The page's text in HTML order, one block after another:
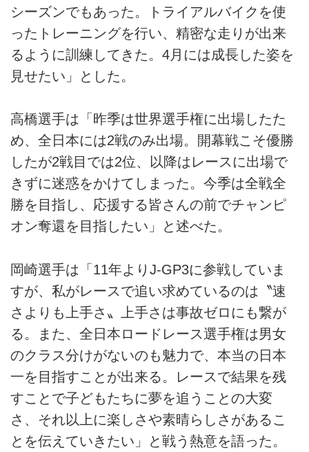
シーズンでもあった。トライアルバイクを使
ったトレーニングを行い、精密な走りが出来
るように訓練してきた。4月には成長した姿を
見せたい」とした。
高橋選手は「昨季は世界選手権に出場したた
め、全日本には2戦のみ出場。開幕戦こそ優勝
したが2戦目では2位、以降はレースに出場で
きずに迷惑をかけてしまった。今季は全戦全
勝を目指し、応援する皆さんの前でチャンピ
オン奪還を目指したい」と述べた。
岡崎選手は「11年よりJ-GP3に参戦していま
すが、私がレースで追い求めているのは〝速
さよりも上手さ〟上手さは事故ゼロにも繋が
る。また、全日本ロードレース選手権は男女
のクラス分けがないのも魅力で、本当の日本
一を目指すことが出来る。レースで結果を残
すことで子どもたちに夢を追うことの大変
さ、それ以上に楽しさや素晴らしさがあるこ
とを伝えていきたい」と戦う熱意を語った。